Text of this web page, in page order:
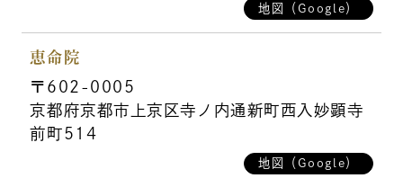
地図（Google）
恵命院
〒602-0005
京都府京都市上京区寺ノ内通新町西入妙顕寺
前町514
地図（Google）